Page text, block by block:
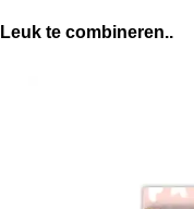
Leuk te combineren..